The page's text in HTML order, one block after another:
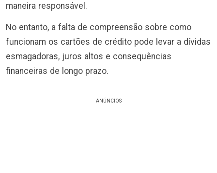
maneira responsável.
No entanto, a falta de compreensão sobre como
funcionam os cartões de crédito pode levar a dívidas
esmagadoras, juros altos e consequências
financeiras de longo prazo.
ANÚNCIOS